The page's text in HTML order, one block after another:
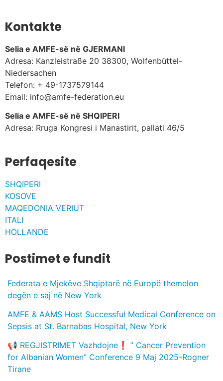
Kontakte
Selia e AMFE-së në GJERMANI
Adresa: Kanzleistraße 20 38300, Wolfenbüttel-
Niedersachen
Telefon: + 49-1737579144
Email: info@amfe-federation.eu
Selia e AMFE-së në SHQIPERI
Adresa: Rruga Kongresi i Manastirit, pallati 46/5
Perfaqesite
SHQIPERI
KOSOVE
MAQEDONIA VERIUT
ITALI
HOLLANDE
Postimet e fundit
Federata e Mjekëve Shqiptarë në Europë themelon
degën e saj në New York
AMFE & AAMS Host Successful Medical Conference on
Sepsis at St. Barnabas Hospital, New York
📢 REGJISTRIMET Vazhdojne❗️ ” Cancer Prevention
for Albanian Women” Conference 9 Maj 2025-Rogner
Tirane